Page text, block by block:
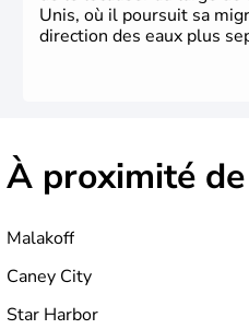
Unis, où il poursuit sa
direction des eaux plus
À proximité de
Malakoff
Caney City
Star Harbor